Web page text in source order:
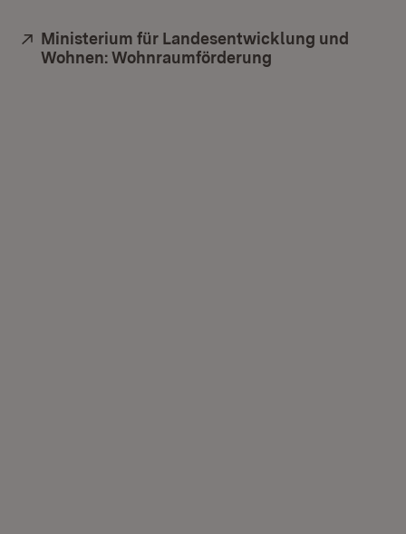
Extern:
Ministerium für Landesentwicklung und
Wohnen: Wohnraumförderung